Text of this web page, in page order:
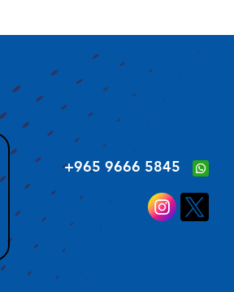
‪+965 9666 5845‬